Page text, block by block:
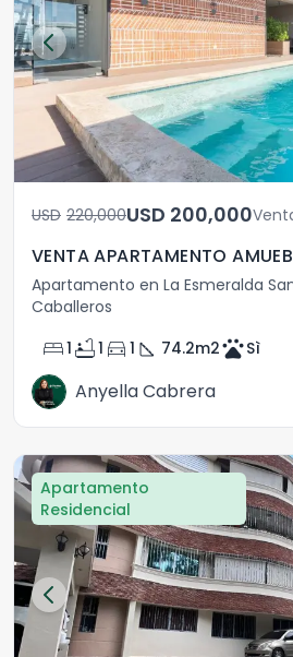
USD	220,000 USD	200,000
Apartamento en La Esmeralda
Caballeros
bed1 bathtub1 directions_car 1 square_foot 74.2m2petsSì
Anyella Cabrera
Apartamento
Residencial